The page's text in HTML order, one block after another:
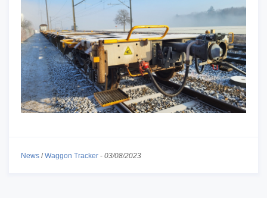
News /Waggon Tracker - 03/08/2023